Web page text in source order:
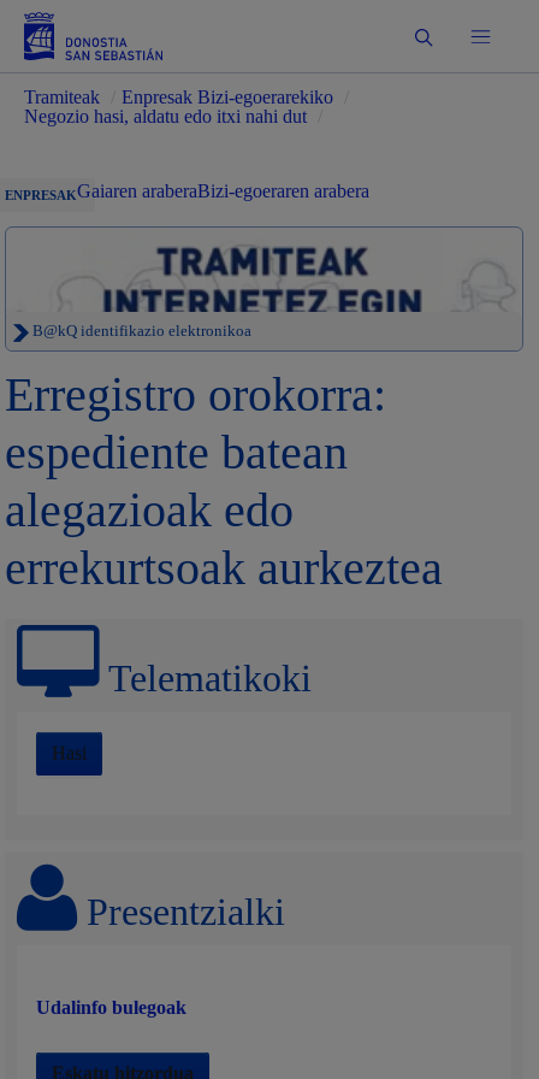
Bilatu
Tramiteak Enpresak Bizi-egoerarekiko
Negozio hasi, aldatu edo itxi nahi dut
ENPRESAKGaiaren araberaBizi-egoeraren arabera
B@kQ identifikazio elektronikoa
Erregistro orokorra:
espediente batean
alegazioak edo
errekurtsoak aurkeztea
Telematikoki
Hasi
Presentzialki
Udalinfo bulegoak
Eskatu hitzordua